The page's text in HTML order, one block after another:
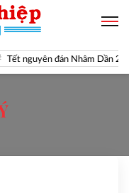
Tết nguyên đán Nhâm Dần